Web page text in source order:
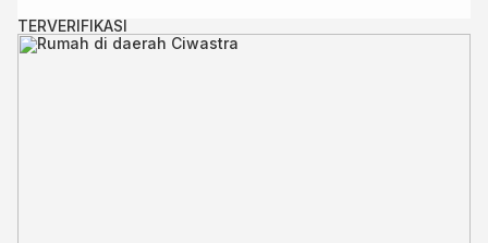
TERVERIFIKASI